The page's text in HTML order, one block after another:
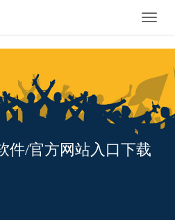
Toggle
件/官方网站入口下载